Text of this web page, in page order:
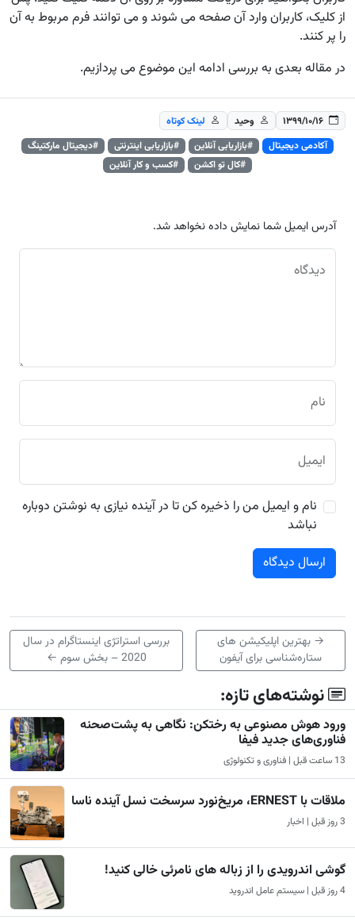
از کلیک، کاربران وارد آن صفحه می شوند و می توانند فرم مربوط به آن
را پر کنند.
در مقاله بعدی به بررسی ادامه این موضوع می پردازیم.
۱۳۹۹/۱۰/۱۶ وحید
لینک کوتاه
آکادمی دیجیتال
#بازاریابی آنلاین #بازاریابی اینترنتی
#دیجیتال مارکتینگ
#کال تو اکشن
#کسب و کار آنلاین
آدرس ایمیل شما نمایش داده نخواهد شد.
دیدگاه
نام
ایمیل
نام و ایمیل من را ذخیره کن تا در آینده نیازی به نوشتن دوباره
نباشد
→ بهترین اپلیکیشن های
ستاره‌شناسی برای آیفون
بررسی استراتژی اینستاگرام در سال
2020 – بخش سوم
←
نوشته‌های تازه:
ورود هوش مصنوعی به رختکن: نگاهی به پشت‌صحنه
فناوری‌های جدید فیفا
13 ساعت قبل | فناوری و تکنولوژی
ملاقات با ERNEST، مریخ‌نورد سرسخت نسل آینده ناسا
3 روز قبل | اخبار
گوشی اندرویدی را از زباله های نامرئی خالی کنید!
4 روز قبل | سیستم عامل اندروید